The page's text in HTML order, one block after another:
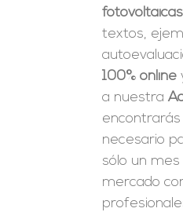
fotovoltaicas
textos,
100% online
a nuestra
necesario
sólo un
mercado